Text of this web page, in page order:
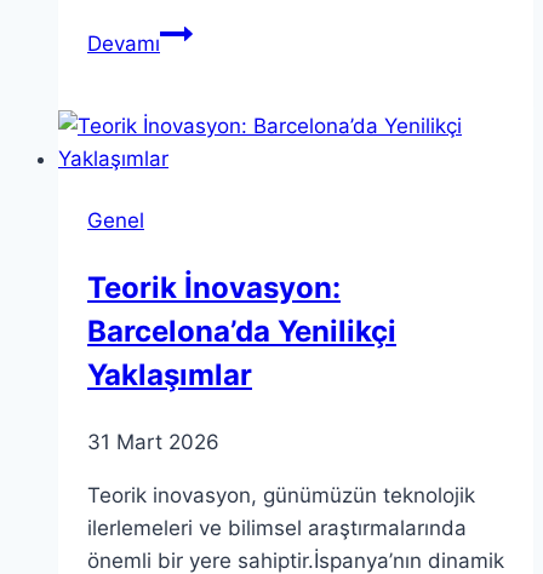
DevamıTeorik
ve
Bilgi
Genel
Teorik İnovasyon:
Barcelona’da Yenilikçi
Yaklaşımlar
31 Mart 2026
Teorik inovasyon, günümüzün teknolojik
ilerlemeleri ve bilimsel araştırmalarında
önemli bir yere sahiptir.İspanya’nın dinamik